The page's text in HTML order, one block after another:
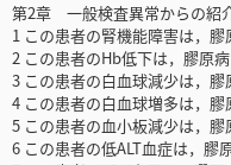
第2章 一般検査異常からの紹
1 この患者の腎機能障害は，
2 この患者のHb低下は，膠原
3 この患者の白血球減少は，
4 この患者の白血球増多は，
5 この患者の血小板減少は，
6 この患者の低ALT血症は，膠